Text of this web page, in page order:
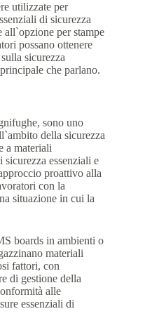
utilizzate per
di sicurezza
per stampe
possano ottenere
sicurezza
che parlano.
sono uno
della sicurezza
a materiali
essenziali e
proattivo alla
con la
situazione in cui la
boards in ambienti o
materiali
fattori, con
di gestione della
alle
essenziali di